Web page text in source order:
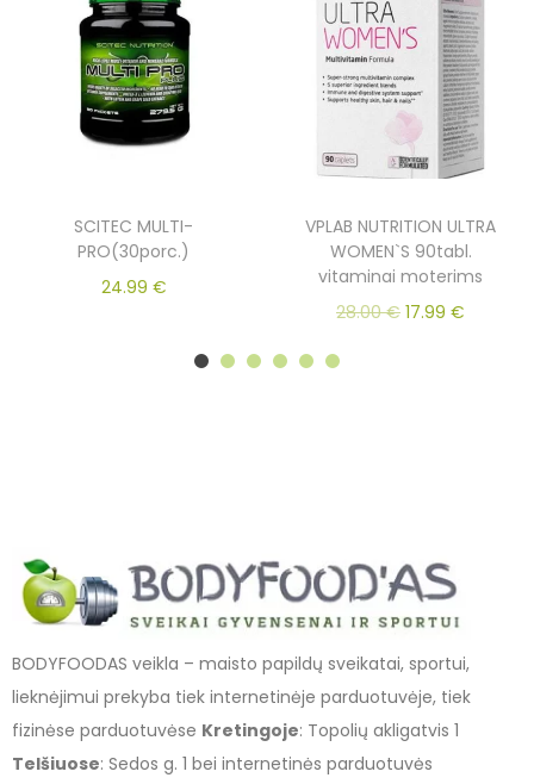
SCITEC MULTI-
PRO(30porc.)
24.99 €
VPLAB NUTRITION ULTRA
WOMEN`S 90tabl.
vitaminai moterims
28.00€ 17.99 €
BODYFOODAS veikla – maisto papildų sveikatai, sportui,
lieknėjimui prekyba tiek internetinėje parduotuvėje, tiek
fizinėse parduotuvėse Kretingoje: Topolių akligatvis 1
Telšiuose: Sedos g. 1 bei internetinės parduotuvės